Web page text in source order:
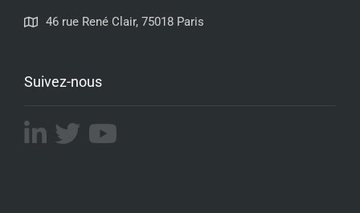
46 rue René Clair, 75018 Paris
Suivez-nous